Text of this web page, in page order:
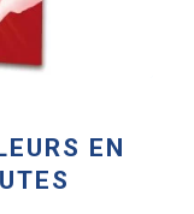
EN